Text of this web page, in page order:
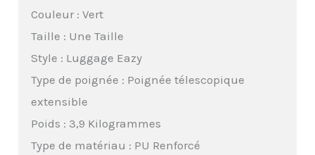
Couleur : Vert
Taille : Une Taille
Style : Luggage Eazy
Type de poignée : Poignée télescopique
extensible
Poids : 3,9 Kilogrammes
Type de matériau : PU Renforcé